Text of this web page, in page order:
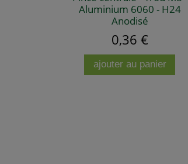
Aluminium 6060 - H24
Anodisé
0,36 €
ajouter au panier